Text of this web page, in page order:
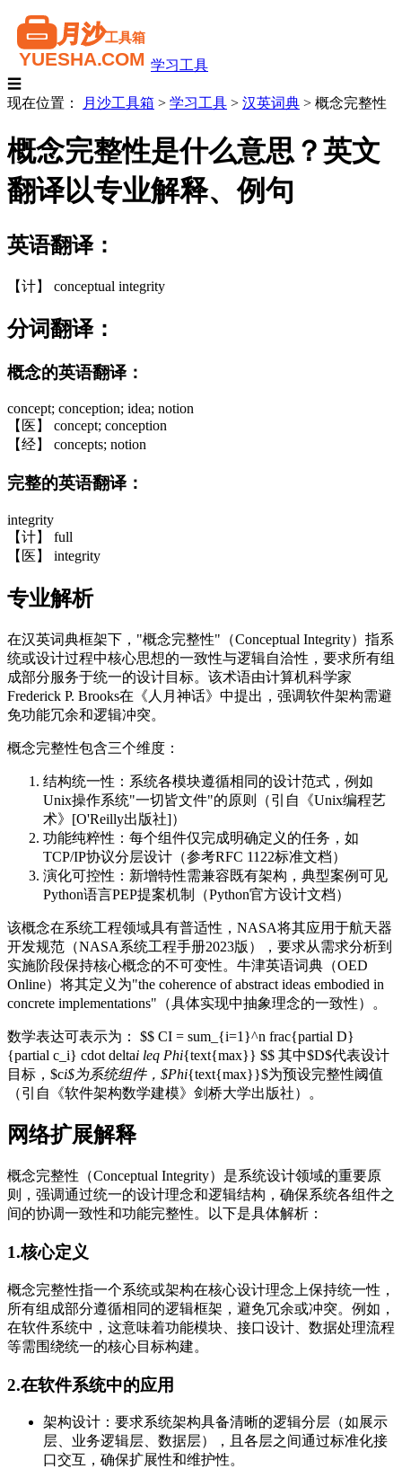
学习工具
☰
现在位置：
月沙工具箱 > 学习工具 > 汉英词典 > 概念完整性
概念完整性是什么意思？英文
翻译以专业解释、例句
英语翻译：
【计】 conceptual integrity
分词翻译：
概念的英语翻译：
concept; conception; idea; notion
【医】 concept; conception
【经】 concepts; notion
完整的英语翻译：
integrity
【计】 full
【医】 integrity
专业解析
在汉英词典框架下，"概念完整性"（Conceptual Integrity）指系
统或设计过程中核心思想的一致性与逻辑自洽性，要求所有组
成部分服务于统一的设计目标。该术语由计算机科学家
Frederick P. Brooks在《人月神话》中提出，强调软件架构需避
免功能冗余和逻辑冲突。
概念完整性包含三个维度：
结构统一性：系统各模块遵循相同的设计范式，例如
Unix操作系统"一切皆文件"的原则（引自《Unix编程艺
术》[O'Reilly出版社]）
功能纯粹性：每个组件仅完成明确定义的任务，如
TCP/IP协议分层设计（参考RFC 1122标准文档）
演化可控性：新增特性需兼容既有架构，典型案例可见
Python语言PEP提案机制（Python官方设计文档）
该概念在系统工程领域具有普适性，NASA将其应用于航天器
开发规范（NASA系统工程手册2023版），要求从需求分析到
实施阶段保持核心概念的不可变性。牛津英语词典（OED
Online）将其定义为"the coherence of abstract ideas embodied in
concrete implementations"（具体实现中抽象理念的一致性）。
数学表达可表示为： $$ CI = sum_{i=1}^n frac{partial D}
{partial c_i} cdot deltai leq Phi{text{max}} $$ 其中$D$代表设计
目标，$ci$为系统组件，$Phi{text{max}}$为预设完整性阈值
（引自《软件架构数学建模》剑桥大学出版社）。
网络扩展解释
概念完整性（Conceptual Integrity）是系统设计领域的重要原
则，强调通过统一的设计理念和逻辑结构，确保系统各组件之
间的协调一致性和功能完整性。以下是具体解析：
1.核心定义
概念完整性指一个系统或架构在核心设计理念上保持统一性，
所有组成部分遵循相同的逻辑框架，避免冗余或冲突。例如，
在软件系统中，这意味着功能模块、接口设计、数据处理流程
等需围绕统一的核心目标构建。
2.在软件系统中的应用
架构设计：要求系统架构具备清晰的逻辑分层（如展示
层、业务逻辑层、数据层），且各层之间通过标准化接
口交互，确保扩展性和维护性。